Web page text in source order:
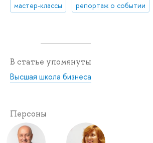
мастер-классы
репортаж о событии
В статье упомянуты
Высшая школа бизнеса
Персоны